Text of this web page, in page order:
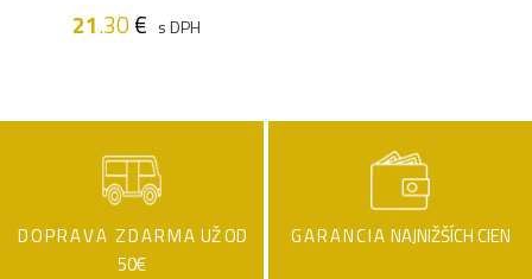
21.30€ s DPH
DOPRAVA ZDARMA UŽ OD
50€
GARANCIA NAJNIŽŠÍCH CIEN